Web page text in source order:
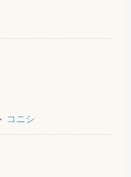
コニシ